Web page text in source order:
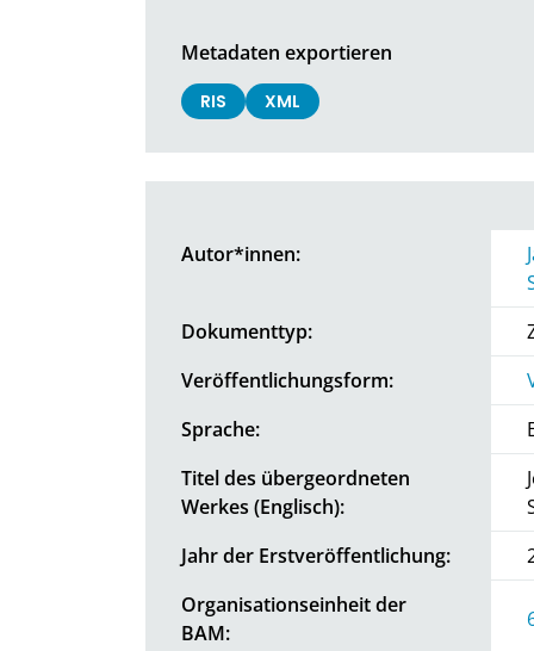
Metadaten exportieren
RIS XML
Autor*innen:
Dokumenttyp:
Veröffentlichungsform:
Sprache:
Titel des übergeordneten
Werkes (Englisch):
Jahr der Erstveröffentlichung:
Organisationseinheit der
BAM: